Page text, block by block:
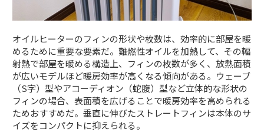
オイルヒーターのフィンの形状や枚数は、効率的に部屋を暖
めるために重要な要素だ。難燃性オイルを加熱して、その輻
射熱で部屋を暖める構造上、フィンの枚数が多く、放熱面積
が広いモデルほど暖房効率が高くなる傾向がある。ウェーブ
（S字）型やアコーディオン（蛇腹）型など立体的な形状の
フィンの場合、表面積を広げることで暖房効率を高められる
ためおすすめだ。垂直に伸びたストレートフィンは本体のサ
イズをコンパクトに抑えられる。